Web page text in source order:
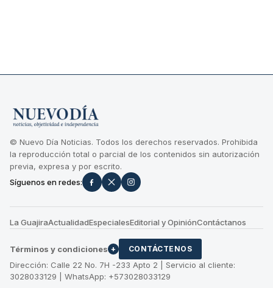
© Nuevo Día Noticias. Todos los derechos reservados. Prohibida
la reproducción total o parcial de los contenidos sin autorización
previa, expresa y por escrito.
Síguenos en redes:
La GuajiraActualidadEspecialesEditorial y OpiniónContáctanos
Términos y condiciones + CONTÁCTENOS
Dirección: Calle 22 No. 7H -233 Apto 2 | Servicio al cliente:
3028033129 | WhatsApp: +573028033129